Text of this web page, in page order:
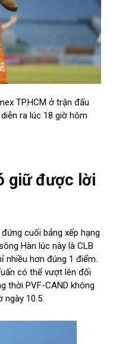
TP.HCM ở trận đấu
ra lúc 18 giờ hôm
giữ được lời
cuối bảng xếp hạng
Hàn lúc này là CLB
nhiều hơn đúng 1 điểm.
có thể vượt lên đối
thời PVF-CAND không
ngày 10.5.